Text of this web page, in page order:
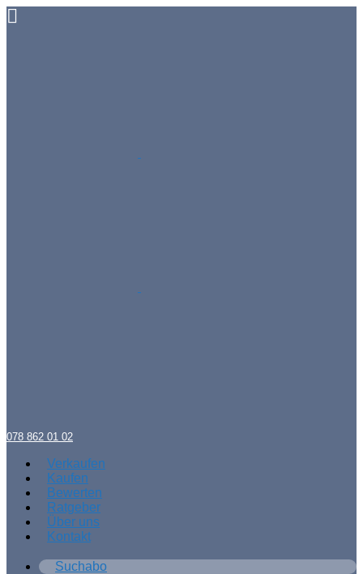
078 862 01 02
Verkaufen
Kaufen
Bewerten
Ratgeber
Über uns
Kontakt
Suchabo